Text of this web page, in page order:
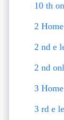
10 th
2
2 nd e
2 nd
3
3 rd e